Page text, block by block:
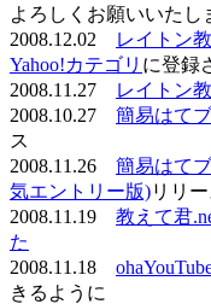
よろしくお願いいたし
2008.12.02
レイトン
Yahoo!カテゴリ に登録
2008.11.27
レイトン
2008.10.27 簡易はて
ス
2008.11.26 簡易はて
気エントリー版)リリ
2008.11.19 教えて君
た
2008.11.18
きるように